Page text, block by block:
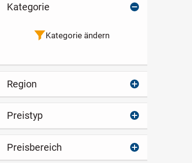
Kategorie
Kategorie ändern
Region
Preistyp
Preisbereich